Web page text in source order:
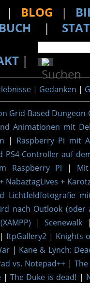
| BLOG |
|
|
| Gedanken |
Grid-Based
Animationen mit
| Raspberry Pi mit
PS4-Controller auf
Raspberry Pi |
NabaztagLives +
Lichtfeldfotografie
nach Outlook (oder
| Scenewalk
| ftpGallery2 | Knights
| Kane & Lynch:
vs. Notepad++ |
| The Duke is dead! |